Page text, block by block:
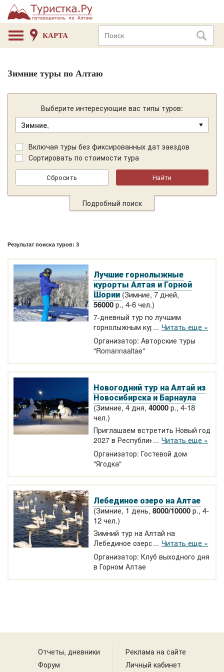
КАРТА
Зимние туры по Алтаю
Выберите интересующие вас типы туров:
Зимние,
Включая туры без фиксированных дат заездов
Сортировать по стоимости тура
Подробный поиск
Результат поиска туров: 3
Лучшие горнолыжные
курорты Алтая и Горной
Шории(Зимние, 7 дней,
56000р., 4-6 чел.)
7-дневный тур по лучшим
горнолыжным курортам Алтая и
Горной Шории: Манжерок —
Телецкое — Шерегеш. Мы
проживании и питании. В
инструктора по горным лыжам.
"Сибирский чан" подарит
незабываемые ощущения!
Читать еще »
Организатор: Авторские туры
"Romannaaltae"
Новогодний тур на Алтай из
Новосибирска и Барнаула
(Зимние, 4 дня, 40000р., 4-18
чел.)
Приглашаем встретить Новый год
2027 в Республике Алтай. Выезд
из Новосибирска в Чемал 30
декабря. Экскурсии по Чемалу, на
Голубые озера, в долину Горных
духов, на подъемник Манжерок.
программа, елка, 3-хразовое
питание.
Читать еще »
Организатор: Гостевой дом
"Ягодка"
Лебединое озеро на Алтае
(Зимние, 1 день, 8000/10000р., 4-
12 чел.)
Зимний тур на Алтай на
Лебединое озеро. В Лебединый
заказник на Алтае прилетают
зимовать свыше 1000 редчайших
лебедей-кликунов и около 2000
других водоплавающих.
Читать еще »
Организатор: Клуб выходного дня
в Горном Алтае
Отчеты, дневники
Форум
Реклама на сайте
Личный кабинет